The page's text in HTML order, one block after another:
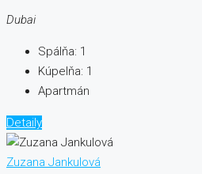
Dubai
Spálňa: 1
Kúpelňa: 1
Apartmán
Detaily
Zuzana Jankulová